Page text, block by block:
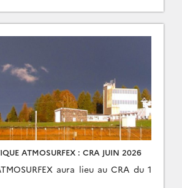
ATMOSURFEX : CRA JUIN 2026
aura lieu au CRA du 1